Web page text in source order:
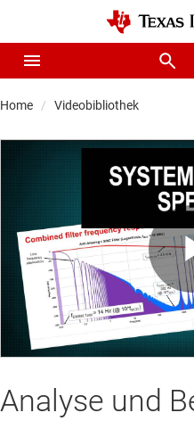
Home Videobibliothek
Analyse und